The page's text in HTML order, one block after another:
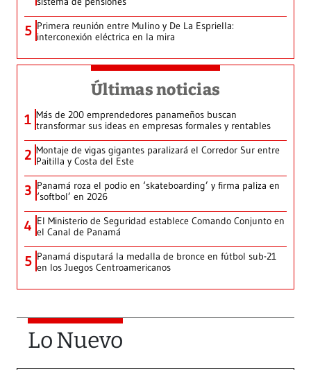
5 Primera reunión entre Mulino y De La Espriella:
interconexión eléctrica en la mira
Últimas noticias
1 Más de 200 emprendedores panameños buscan
transformar sus ideas en empresas formales y rentables
2 Montaje de vigas gigantes paralizará el Corredor Sur entre
Paitilla y Costa del Este
3 Panamá roza el podio en ‘skateboarding’ y firma paliza en
‘softbol’ en 2026
4 El Ministerio de Seguridad establece Comando Conjunto en
el Canal de Panamá
5 Panamá disputará la medalla de bronce en fútbol sub-21
en los Juegos Centroamericanos
Lo Nuevo